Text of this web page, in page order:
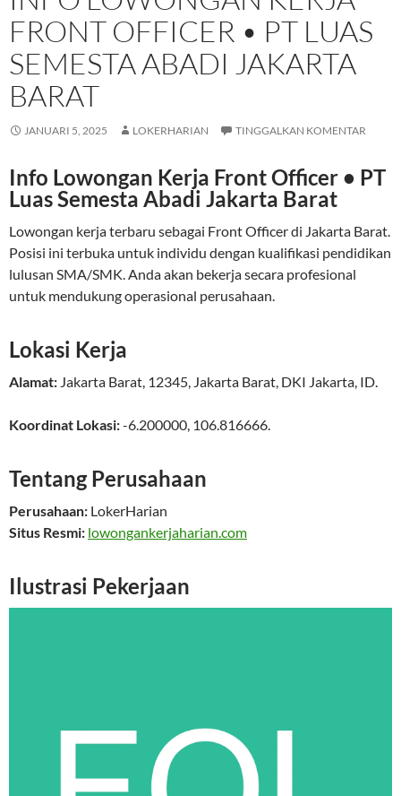
FRONT OFFICER • PT LUAS
SEMESTA ABADI JAKARTA
BARAT
JANUARI 5, 2025 LOKERHARIAN TINGGALKAN KOMENTAR
Info Lowongan Kerja Front Officer • PT
Luas Semesta Abadi Jakarta Barat
Lowongan kerja terbaru sebagai Front Officer di Jakarta Barat.
Posisi ini terbuka untuk individu dengan kualifikasi pendidikan
lulusan SMA/SMK. Anda akan bekerja secara profesional
untuk mendukung operasional perusahaan.
Lokasi Kerja
Alamat: Jakarta Barat, 12345, Jakarta Barat, DKI Jakarta, ID.
Koordinat Lokasi:-6.200000, 106.816666.
Tentang Perusahaan
Perusahaan: LokerHarian
Situs Resmi: lowongankerjaharian.com
Ilustrasi Pekerjaan